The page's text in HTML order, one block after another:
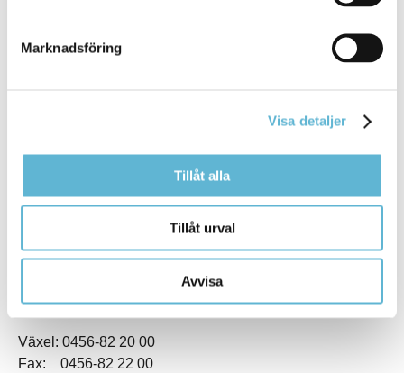
Marknadsföring
Visa detaljer
Tillåt alla
Tillåt urval
Avvisa
Kommunhuset, Storgatan 48
Box 18, 295 21 Bromölla
kommunstyrelsen@bromolla.se
www.bromolla.se
Växel: 0456-82 20 00
Fax: 0456-82 22 00